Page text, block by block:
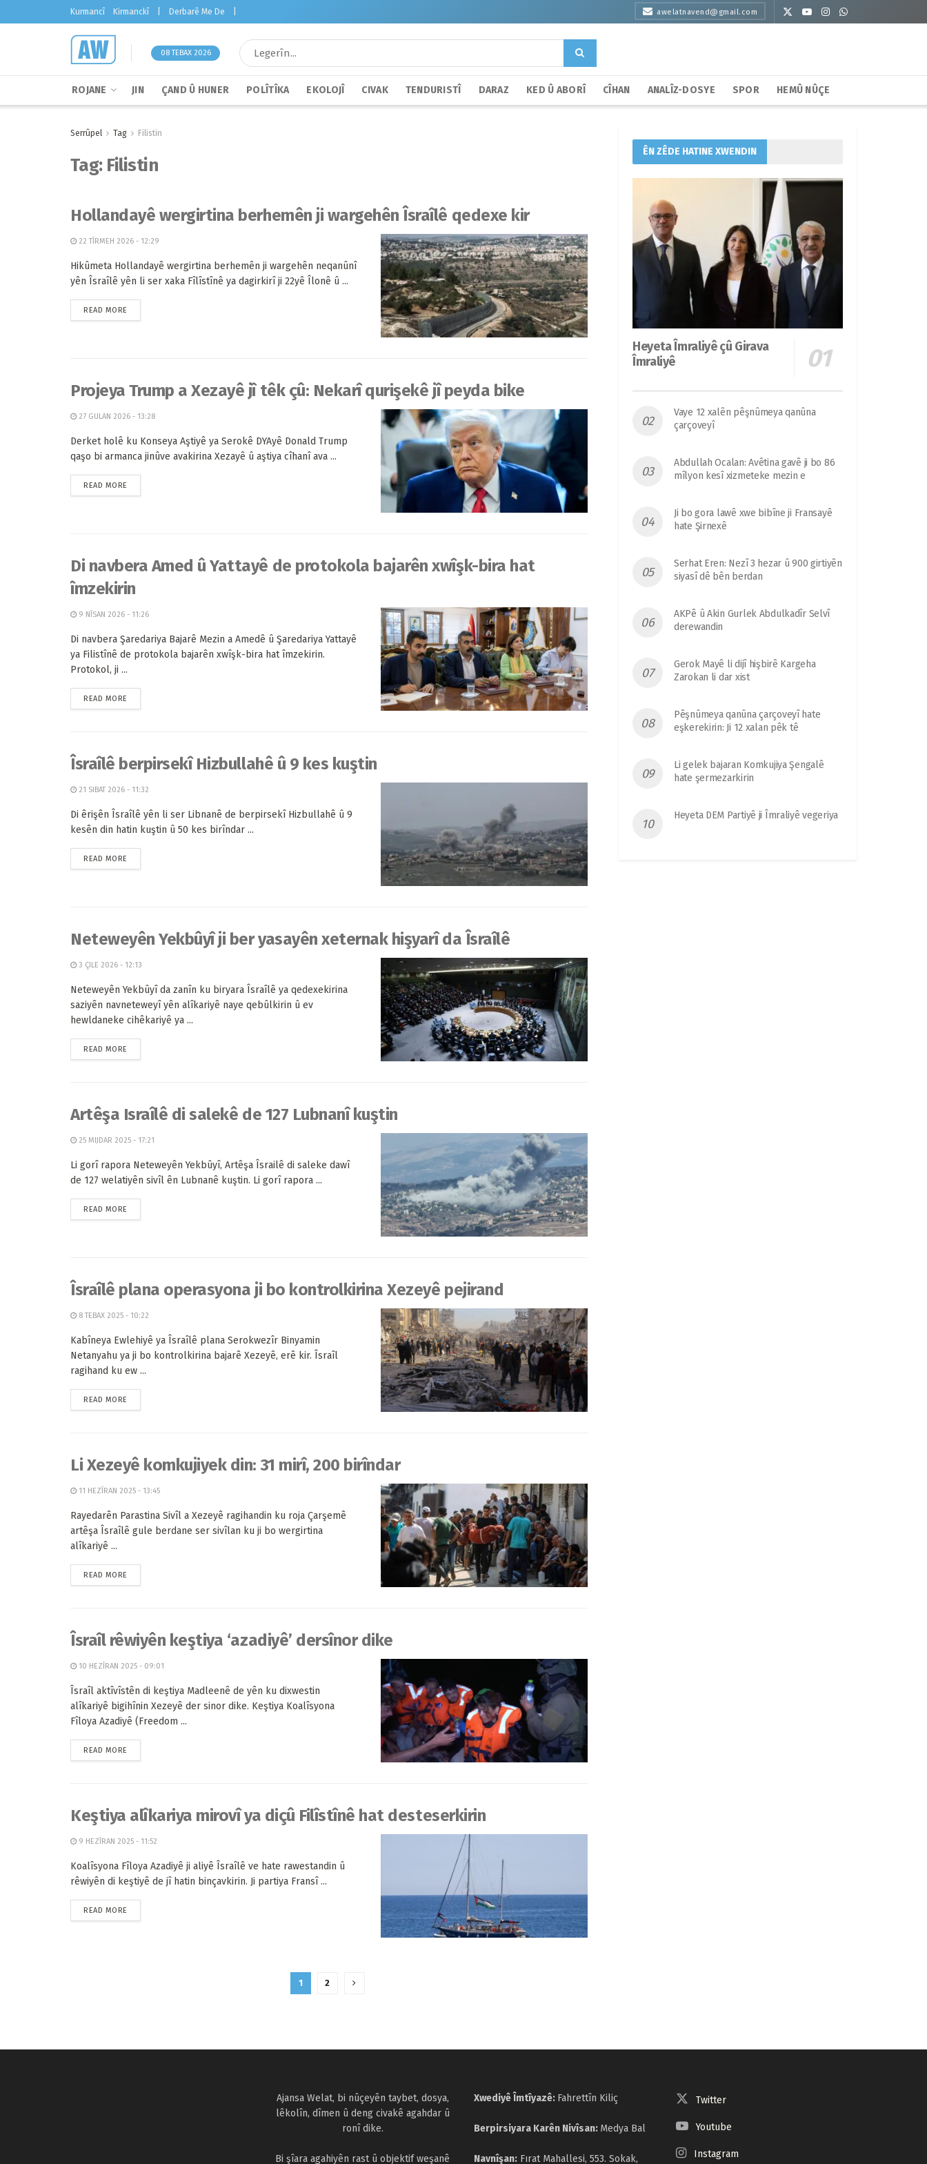
Kurmancî Kirmanckî Derbarê Me De awelatnavend@gmail.com
08 TEBAX 2026
ROJANE JIN ÇAND Û HUNER POLÎTÎKA EKOLOJÎ CIVAK TENDURISTÎ DARAZ KED Û ABORÎ CÎHAN ANALÎZ-DOSYE SPOR HEMÛ NÛÇE
Serrûpel Tag Filistin
Tag: Filistin
Hollandayê wergirtina berhemên ji wargehên Îsraîlê qedexe kir
22 TÎRMEH 2026 - 12:29
Hikûmeta Hollandayê wergirtina berhemên ji wargehên neqanûnî
yên Îsraîlê yên li ser xaka Fîlîstînê ya dagirkirî ji 22yê Îlonê û ...
READ MORE
Projeya Trump a Xezayê jî têk çû: Nekarî qurişekê jî peyda bike
27 GULAN 2026 - 13:28
Derket holê ku Konseya Aştiyê ya Serokê DYAyê Donald Trump
qaşo bi armanca jinûve avakirina Xezayê û aştiya cîhanî ava ...
READ MORE
Di navbera Amed û Yattayê de protokola bajarên xwîşk-bira hat
îmzekirin
9 NÎSAN 2026 - 11:26
Di navbera Şaredariya Bajarê Mezin a Amedê û Şaredariya Yattayê
ya Filistînê de protokola bajarên xwîşk-bira hat îmzekirin.
Protokol, ji ...
READ MORE
Îsraîlê berpirsekî Hizbullahê û 9 kes kuştin
21 SIBAT 2026 - 11:32
Di êrişên Îsraîlê yên li ser Libnanê de berpirsekî Hizbullahê û 9
kesên din hatin kuştin û 50 kes birîndar ...
READ MORE
Neteweyên Yekbûyî ji ber yasayên xeternak hişyarî da Îsraîlê
3 ÇILE 2026 - 12:13
Neteweyên Yekbûyî da zanîn ku biryara Îsraîlê ya qedexekirina
saziyên navneteweyî yên alîkariyê naye qebûlkirin û ev
hewldaneke cihêkariyê ya ...
READ MORE
Artêşa Israîlê di salekê de 127 Lubnanî kuştin
25 MIJDAR 2025 - 17:21
Li gorî rapora Neteweyên Yekbûyî, Artêşa Îsrailê di saleke dawî
de 127 welatiyên sivîl ên Lubnanê kuştin. Li gorî rapora ...
READ MORE
Îsraîlê plana operasyona ji bo kontrolkirina Xezeyê pejirand
8 TEBAX 2025 - 10:22
Kabîneya Ewlehiyê ya Îsraîlê plana Serokwezîr Binyamin
Netanyahu ya ji bo kontrolkirina bajarê Xezeyê, erê kir. Îsraîl
ragihand ku ew ...
READ MORE
Li Xezeyê komkujiyek din: 31 mirî, 200 birîndar
11 HEZÎRAN 2025 - 13:45
Rayedarên Parastina Sivîl a Xezeyê ragihandin ku roja Çarşemê
artêşa Îsraîlê gule berdane ser sivîlan ku ji bo wergirtina
alîkariyê ...
READ MORE
Îsraîl rêwiyên keştiya ‘azadiyê’ dersînor dike
10 HEZÎRAN 2025 - 09:01
Îsraîl aktîvîstên di keştiya Madleenê de yên ku dixwestin
alîkariyê bigihînin Xezeyê der sinor dike. Keştiya Koalîsyona
Fîloya Azadiyê (Freedom ...
READ MORE
Keştiya alîkariya mirovî ya diçû Filîstînê hat desteserkirin
9 HEZÎRAN 2025 - 11:52
Koalîsyona Fîloya Azadiyê ji aliyê Îsraîlê ve hate rawestandin û
rêwiyên di keştiyê de jî hatin binçavkirin. Ji partiya Fransî ...
READ MORE
1 2
ÊN ZÊDE HATINE XWENDIN
Heyeta Îmraliyê çû Girava
Îmraliyê
Vaye 12 xalên pêşnûmeya qanûna
çarçoveyî
Abdullah Ocalan: Avêtina gavê ji bo 86
mîlyon kesî xizmeteke mezin e
Ji bo gora lawê xwe bibîne ji Fransayê
hate Şirnexê
Serhat Eren: Nezî 3 hezar û 900 girtiyên
siyasî dê bên berdan
AKPê û Akin Gurlek Abdulkadîr Selvî
derewandin
Gerok Mayê li dijî hişbirê Kargeha
Zarokan li dar xist
Pêşnûmeya qanûna çarçoveyî hate
eşkerekirin: Ji 12 xalan pêk tê
Li gelek bajaran Komkujiya Şengalê
hate şermezarkirin
Heyeta DEM Partiyê ji Îmraliyê vegeriya
Ajansa Welat, bi nûçeyên taybet, dosya,
lêkolîn, dîmen û deng civakê agahdar û
ronî dike.
Bi şîara agahiyên rast û objektif weşanê
Xwediyê Îmtîyazê: Fahrettîn Kiliç
Berpirsiyara Karên Nivîsan: Medya Bal
Navnîşan: Fırat Mahallesi, 553. Sokak,
Twitter
Youtube
Instagram